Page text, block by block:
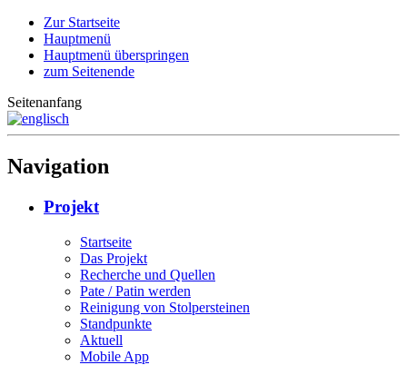
Zur Startseite
Hauptmenü
Hauptmenü überspringen
zum Seitenende
Seitenanfang
Navigation
Projekt
Startseite
Das Projekt
Recherche und Quellen
Pate / Patin werden
Reinigung von Stolpersteinen
Standpunkte
Aktuell
Mobile App